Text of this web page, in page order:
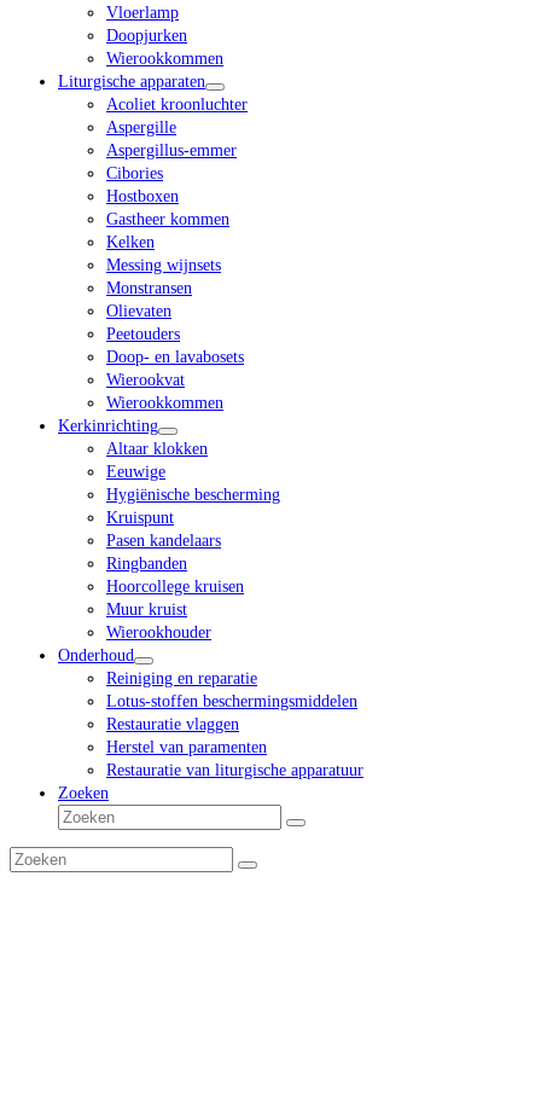
Vloerlamp
Doopjurken
Wierookkommen
Liturgische apparaten
Acoliet kroonluchter
Aspergille
Aspergillus-emmer
Cibories
Hostboxen
Gastheer kommen
Kelken
Messing wijnsets
Monstransen
Olievaten
Peetouders
Doop- en lavabosets
Wierookvat
Wierookkommen
Kerkinrichting
Altaar klokken
Eeuwige
Hygiënische bescherming
Kruispunt
Pasen kandelaars
Ringbanden
Hoorcollege kruisen
Muur kruist
Wierookhouder
Onderhoud
Reiniging en reparatie
Lotus-stoffen beschermingsmiddelen
Restauratie vlaggen
Herstel van paramenten
Restauratie van liturgische apparatuur
Zoeken
Zoeken
Verzenden
Zoeken
Verzenden